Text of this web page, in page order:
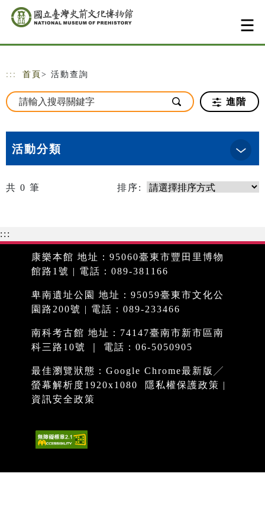
跳到主要內容
網站導覽
::: 首頁 > 活動查詢
進階
活動分類
共 0 筆 排序:
:::
康樂本館 地址：95060臺東市豐田里博物
館路1號 | 電話：089-381166
卑南遺址公園 地址：95059臺東市文化公
園路200號 | 電話：089-233466
南科考古館 地址：74147臺南市新市區南
科三路10號 ｜ 電話：06-5050905
最佳瀏覽狀態：Google Chrome最新版╱
螢幕解析度1920x1080
隱私權保護政策 |
資訊安全政策